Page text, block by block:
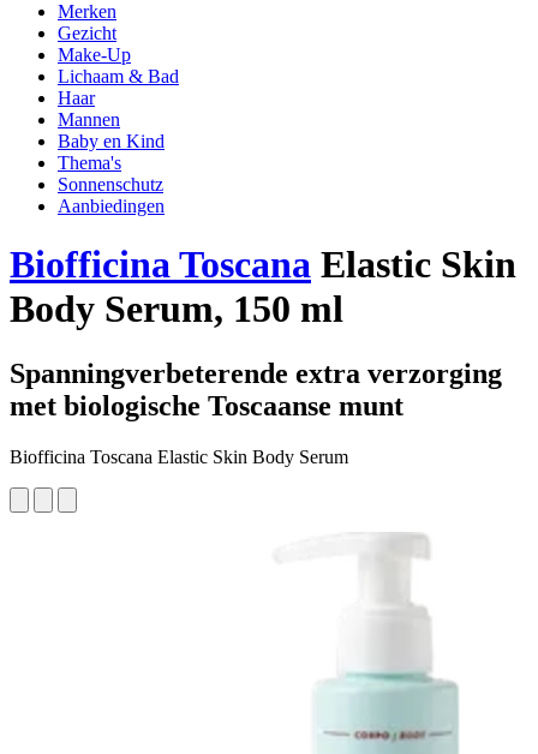
Merken
Gezicht
Make-Up
Lichaam & Bad
Haar
Mannen
Baby en Kind
Thema's
Sonnenschutz
Aanbiedingen
Biofficina Toscana Elastic Skin
Body Serum, 150 ml
Spanningverbeterende extra verzorging
met biologische Toscaanse munt
Biofficina Toscana Elastic Skin Body Serum